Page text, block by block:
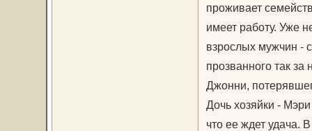
проживает
имеет работу. Уже
взрослых мужчин -
прозванного так
Джонни,
Дочь хозяйки -
что ее ждет удача.